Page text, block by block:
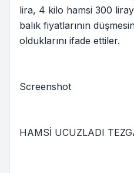
lira, 4 kilo hamsi 300
balık fiyatlarının
olduklarını ifade ettiler.
Screenshot
HAMSİ UCUZLADI